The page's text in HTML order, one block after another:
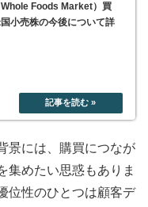
Foods Market）買
小売株の今後について詳
景には、購買につなが
集めたい思惑もありま
位性のひとつは顧客デ